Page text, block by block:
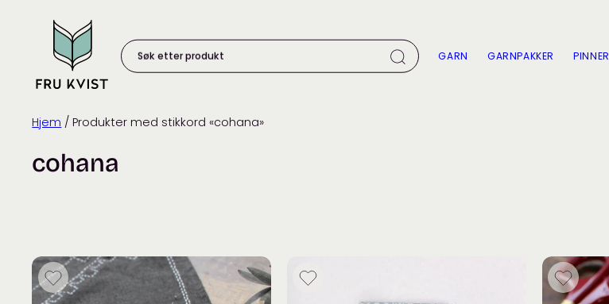
content
etter
produkt:
GARN GARNPAKKER PINNER
Hjem / Produkter med stikkord «cohana»
cohana